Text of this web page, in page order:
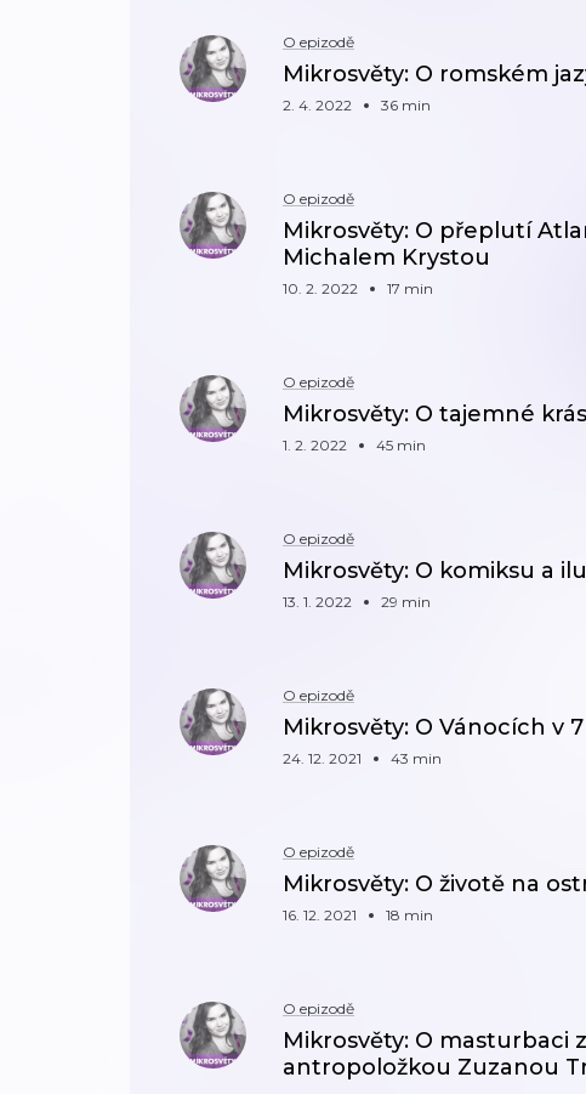
O epizodě
Mikrosvěty: O romském
2. 4. 2022 36 min
O epizodě
Mikrosvěty: O přeplutí
Michalem Krystou
10. 2. 2022 17 min
O epizodě
Mikrosvěty: O tajemné
1. 2. 2022 45 min
O epizodě
Mikrosvěty: O komiksu a
13. 1. 2022 29 min
O epizodě
Mikrosvěty: O Vánocích v
24. 12. 2021 43 min
O epizodě
Mikrosvěty: O životě na
16. 12. 2021 18 min
O epizodě
Mikrosvěty: O masturbaci
antropoložkou Zuzanou